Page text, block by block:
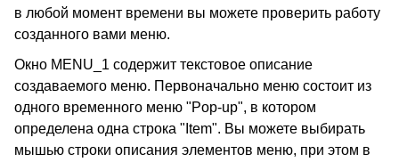
в любой момент времени вы можете проверить работу
созданного вами меню.
Окно MENU_1 содержит текстовое описание
создаваемого меню. Первоначально меню состоит из
одного временного меню "Pop-up", в котором
определена одна строка "Item". Вы можете выбирать
мышью строки описания элементов меню, при этом в